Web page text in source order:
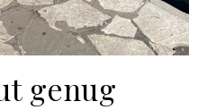
genug